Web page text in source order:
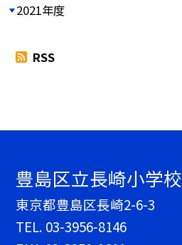
2021年度
RSS
豊島区立長崎小学校
東京都豊島区長崎2-6-3
TEL. 03-3956-8146